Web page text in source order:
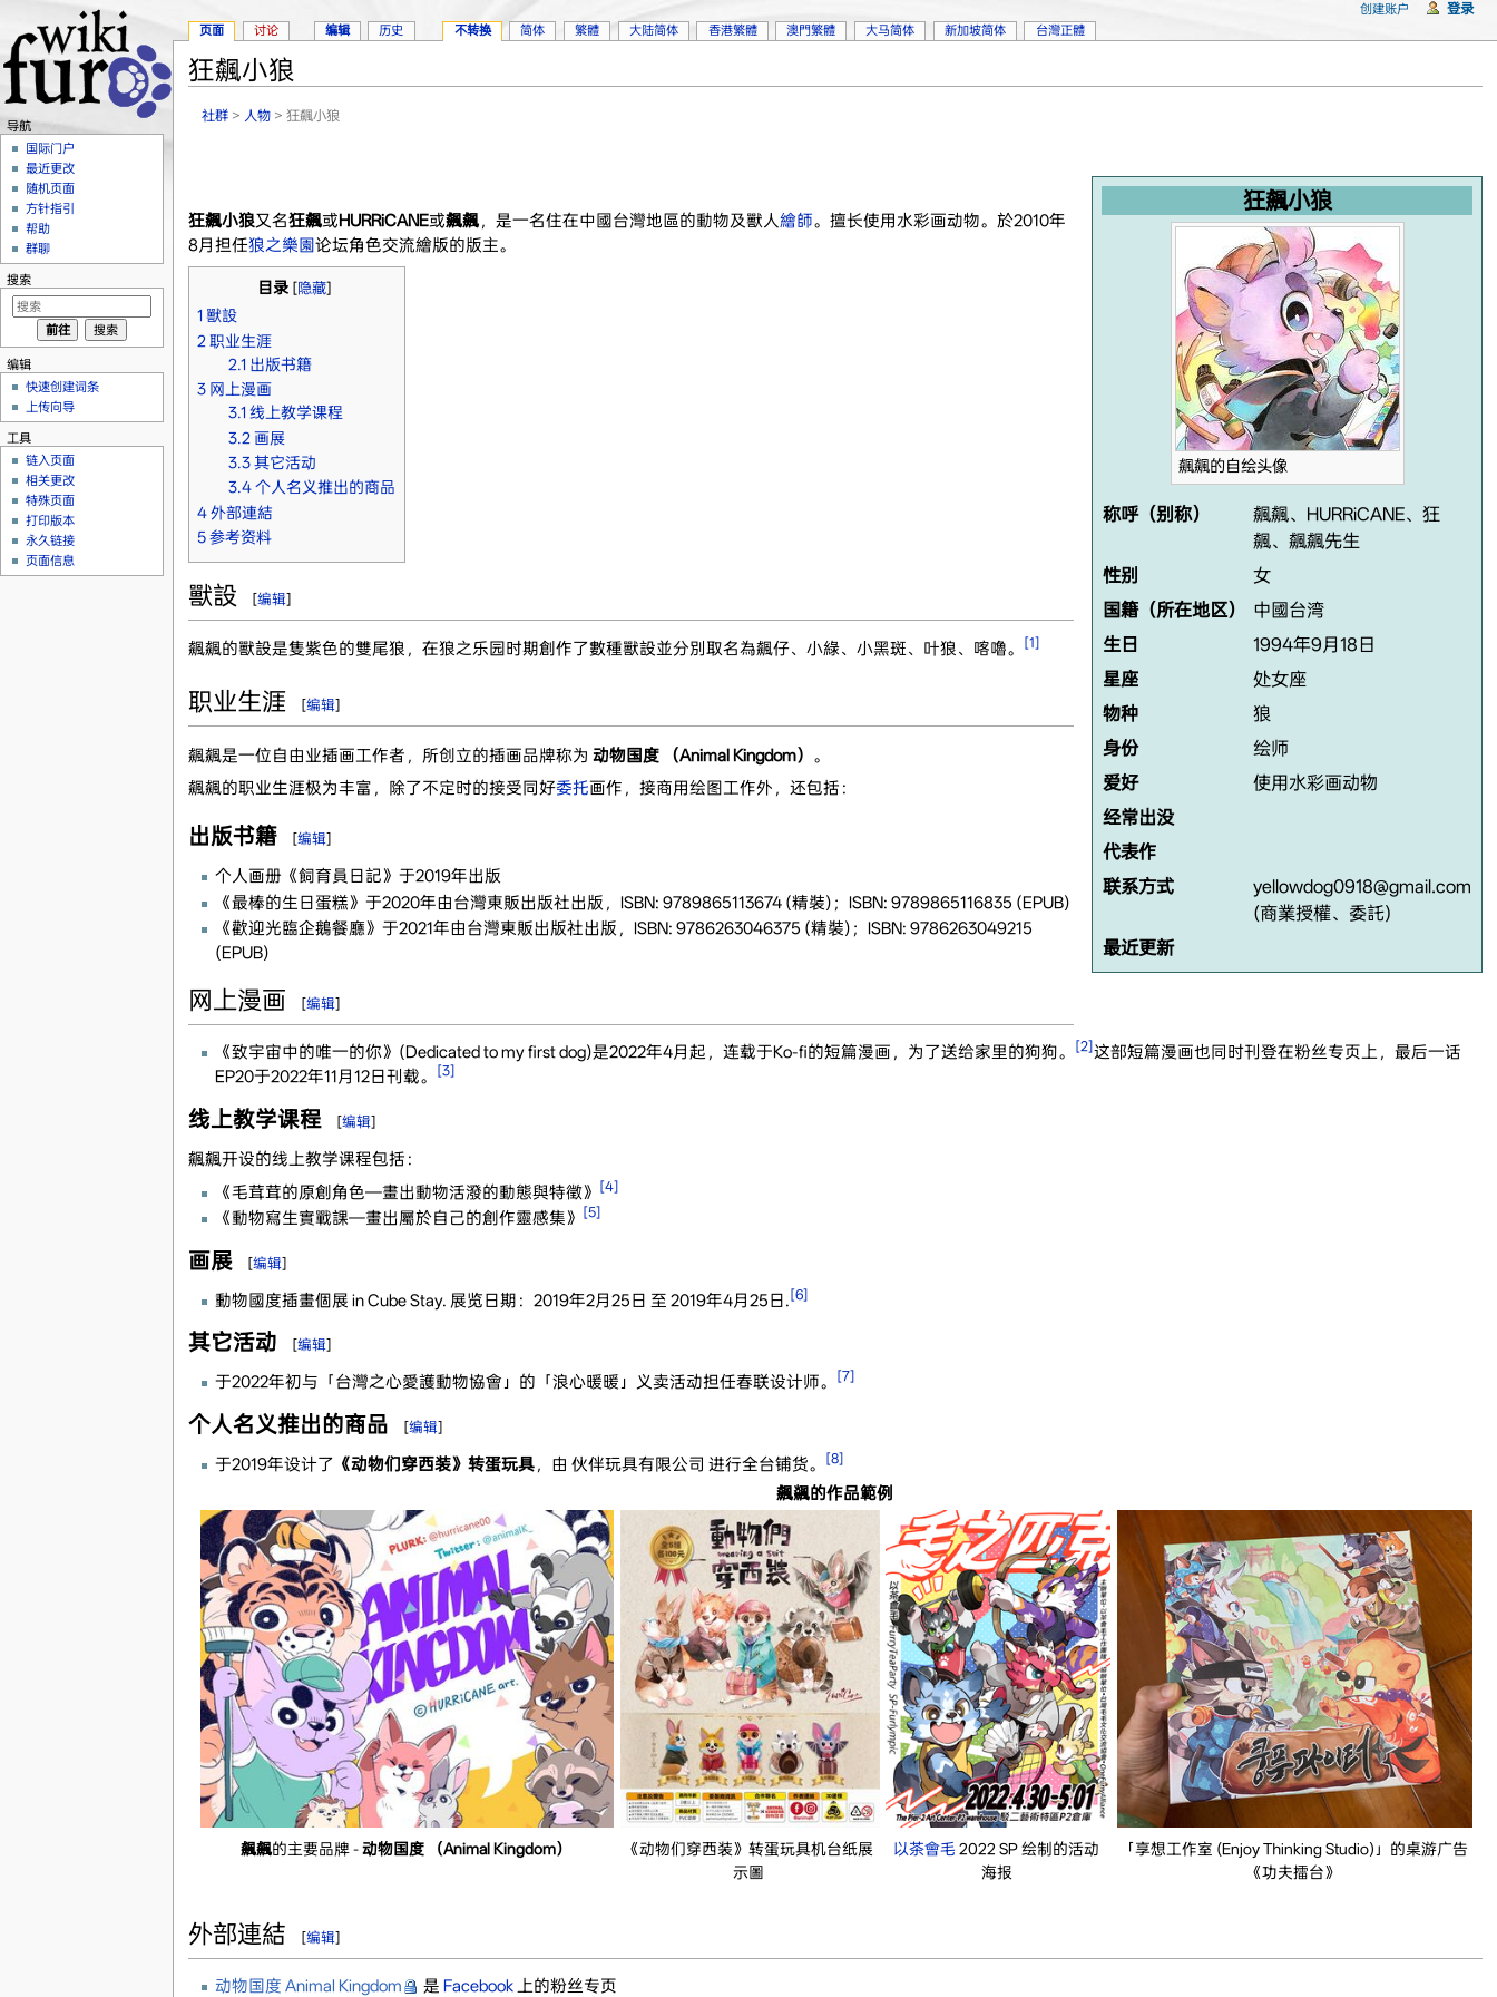
狂飆小狼
社群 > 人物 > 狂飆小狼
狂飆小狼
飆飆的自绘头像
称呼（别称）
飆飆、HURRiCANE、狂
飆、飆飆先生
性别
女
国籍（所在地区）
中國台湾
生日
1994年9月18日
星座
处女座
物种
狼
身份
绘师
爱好
使用水彩画动物
经常出没
代表作
联系方式
yellowdog0918@gmail.com
(商業授權、委託)
最近更新
狂飆小狼又名狂飆或HURRiCANE或飆飆，是一名住在中國台灣地區的動物及獸人繪師。擅长使用水彩画动物。於2010年
8月担任狼之樂園论坛角色交流繪版的版主。
目录 [隐藏]
1 獸設
2 职业生涯
2.1 出版书籍
3 网上漫画
3.1 线上教学课程
3.2画展
3.3其它活动
3.4个人名义推出的商品
4 外部連結
5 参考资料
獸設 [编辑]
飆飆的獸設是隻紫色的雙尾狼，在狼之乐园时期創作了數種獸設並分別取名為飆仔、小綠、小黑斑、叶狼、喀嚕。 [1]
职业生涯 [编辑]
飆飆是一位自由业插画工作者，所创立的插画品牌称为 动物国度 （Animal Kingdom） 。
飆飆的职业生涯极为丰富，除了不定时的接受同好委托画作，接商用绘图工作外，还包括：
出版书籍 [编辑]
个人画册《飼育員日記》于2019年出版
《最棒的生日蛋糕》于2020年由台灣東販出版社出版，ISBN: 9789865113674 (精裝)；ISBN: 9789865116835 (EPUB)
《歡迎光臨企鵝餐廳》于2021年由台灣東販出版社出版，ISBN: 9786263046375 (精裝)；ISBN: 9786263049215
(EPUB)
网上漫画 [编辑]
《致宇宙中的唯一的你》(Dedicated to my first dog)是2022年4月起，连载于Ko-fi的短篇漫画，为了送给家里的狗狗。 [2]这部短篇漫画也同时刊登在粉丝专页上，最后一话
EP20于2022年11月12日刊载。
[3]
线上教学课程 [编辑]
飆飆开设的线上教学课程包括：
《毛茸茸的原創角色—畫出動物活潑的動態與特徵》 [4]
《動物寫生實戰課—畫出屬於自己的創作靈感集》 [5]
画展 [编辑]
動物國度插畫個展 in Cube Stay. 展览日期：2019年2月25日 至 2019年4月25日.[6]
其它活动 [编辑]
于2022年初与「台灣之心愛護動物協會」的「浪心暖暖」义卖活动担任春联设计师。 [7]
个人名义推出的商品 [编辑]
于2019年设计了 《动物们穿西装》转蛋玩具，由 伙伴玩具有限公司 进行全台铺货。 [8]
飆飊的作品範例
飆飆的主要品牌 -动物国度 （Animal Kingdom）
《动物们穿西装》转蛋玩具机台纸展
示圖
以茶會毛2022 SP 绘制的活动
海报
「享想工作室 (Enjoy Thinking Studio)」的桌游广告
《功夫擂台》
外部連結 [编辑]
动物国度 Animal Kingdom 是 Facebook上的粉丝专页
页面 讨论 编辑 历史 不转换 简体 繁體 大陆简体 香港繁體 澳門繁體 大马简体 新加坡简体 台灣正體
创建账户 登录
导航
国际门户
最近更改
随机页面
方针指引
帮助
群聊
搜索
编辑
快速创建词条
上传向导
工具
链入页面
相关更改
特殊页面
打印版本
永久链接
页面信息